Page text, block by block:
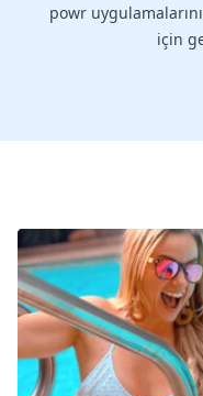
powr
için